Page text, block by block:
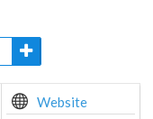
Website